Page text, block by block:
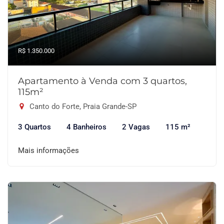
R$ 1.350.000
Apartamento à Venda com 3 quartos,
115m²
Canto do Forte, Praia Grande-SP
3 Quartos 4 Banheiros 2 Vagas 115 m²
Mais informações